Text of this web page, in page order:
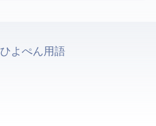
ひよぺんIT用語. All rights reserved.